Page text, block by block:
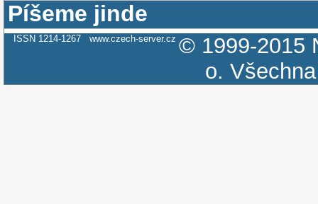
Píšeme jinde
ISSN 1214-1267 www.czech-server.cz © 1999-2015
o.